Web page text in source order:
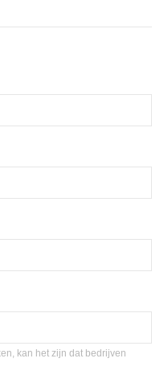
kan het zijn dat bedrijven